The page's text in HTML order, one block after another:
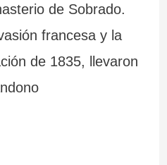
de Sobrado.
francesa y la
de 1835, llevaron